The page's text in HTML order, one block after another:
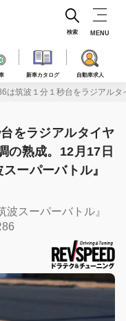
新車カタログ 自動車求人
検索 MENU
は筑波１分１秒台をラジアル
をラジアルタイヤ
の熟成。12月17日
ーパーバトル』
スーパーバトル』